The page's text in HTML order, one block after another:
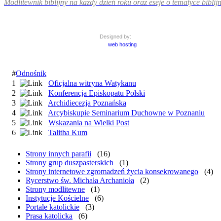
Modlitewnik biblijny na każdy dzień roku oraz eseje o tematyce
Designed by:
web hosting
#Odnośnik
1
Oficjalna witryna Watykanu
2
Konferencja Episkopatu Polski
3
Archidiecezja Poznańska
4
Arcybiskupie Seminarium Duchowne w Poznaniu
5
Wskazania na Wielki Post
6
Talitha Kum
Strony innych parafii
(16)
Strony grup duszpasterskich
(1)
Strony internetowe zgromadzeń życia konsekrowanego
(4)
Rycerstwo św. Michała Archanioła
(2)
Strony modlitewne
(1)
Instytucje Kościelne
(6)
Portale katolickie
(3)
Prasa katolicka
(6)